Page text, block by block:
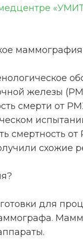
маммография
железы
смерти от
смертность
схожие
для